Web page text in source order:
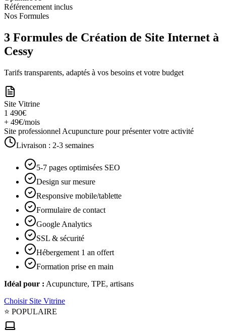
Référencement inclus
Nos Formules
3 Formules de Création de Site Internet à
Cessy
Tarifs transparents, adaptés à vos besoins et votre budget
Site Vitrine
1 490€
+ 49€/mois
Site professionnel Acupuncture pour présenter votre activité
Livraison : 2-3 semaines
5-7 pages optimisées SEO
Design sur mesure
Responsive mobile/tablette
Formulaire de contact
Google Analytics
SSL & sécurité
Hébergement 1 an offert
Formation prise en main
Idéal pour : Acupuncture, TPE, artisans
Choisir Site Vitrine
⭐ POPULAIRE